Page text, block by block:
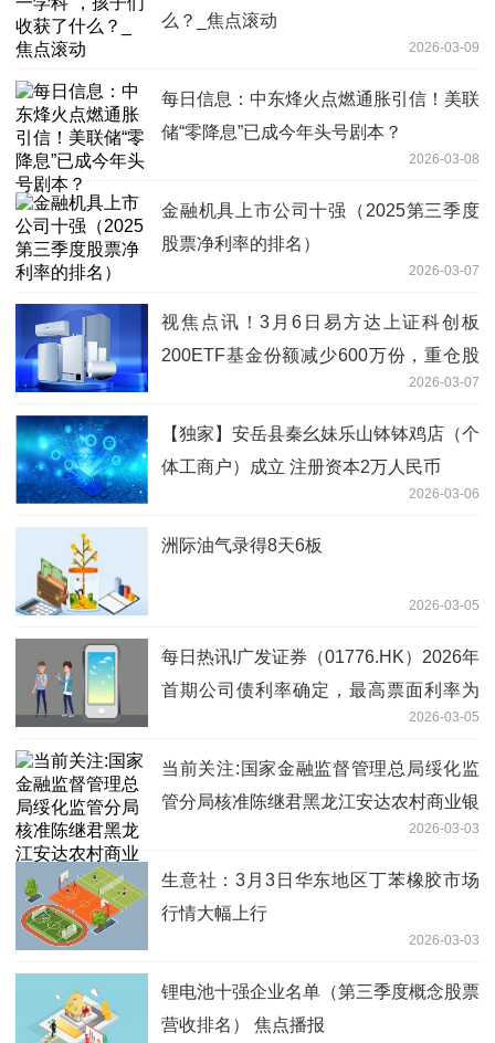
么？_焦点滚动
2026-03-09
每日信息：中东烽火点燃通胀引信！美联
储“零降息”已成今年头号剧本？
2026-03-08
金融机具上市公司十强（2025第三季度
股票净利率的排名）
2026-03-07
视焦点讯！3月6日易方达上证科创板
200ETF基金份额减少600万份，重仓股
2026-03-07
【独家】安岳县秦幺妹乐山钵钵鸡店（个
体工商户）成立 注册资本2万人民币
2026-03-06
洲际油气录得8天6板
2026-03-05
每日热讯!广发证券（01776.HK）2026年
首期公司债利率确定，最高票面利率为
2026-03-05
当前关注:国家金融监督管理总局绥化监
管分局核准陈继君黑龙江安达农村商业银
2026-03-03
生意社：3月3日华东地区丁苯橡胶市场
行情大幅上行
2026-03-03
锂电池十强企业名单（第三季度概念股票
营收排名） 焦点播报